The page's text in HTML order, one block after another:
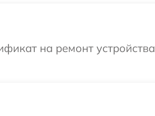
на ремонт устройства